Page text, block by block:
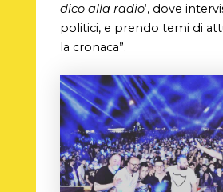
dico alla radio‘, dove
politici, e prendo temi di
la cronaca”.